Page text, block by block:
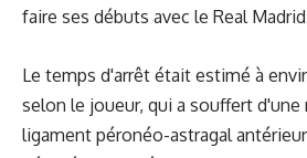
faire ses débuts avec le Real
Le temps d'arrêt était estimé à
selon le joueur, qui a souffert
ligament péronéo-astragal